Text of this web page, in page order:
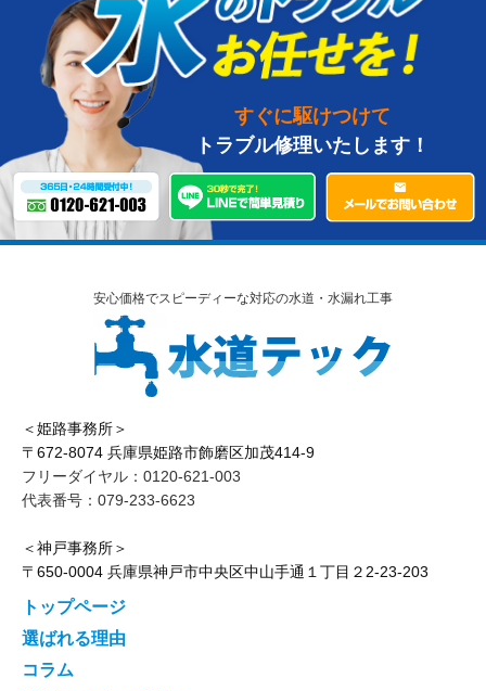
すぐに駆けつけて
トラブル修理いたします！
安心価格でスピーディーな対応の水道・水漏れ工事
＜姫路事務所＞
〒672-8074 兵庫県姫路市飾磨区加茂414-9
フリーダイヤル：0120-621-003
代表番号：079-233-6623
＜神戸事務所＞
〒650-0004 兵庫県神戸市中央区中山手通１丁目２2-23-203
トップページ
選ばれる理由
コラム